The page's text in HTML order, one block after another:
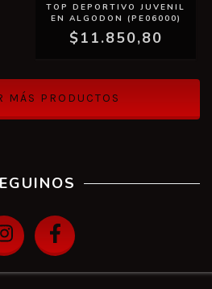
TOP DEPORTIVO JUVENIL
EN ALGODON (PE06000)
$11.850,80
MÁS PRODUCTOS